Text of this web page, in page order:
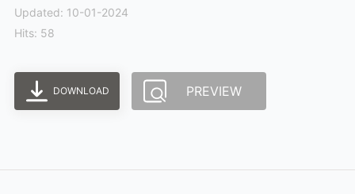
Updated: 10-01-2024
Hits: 58
DOWNLOAD PREVIEW